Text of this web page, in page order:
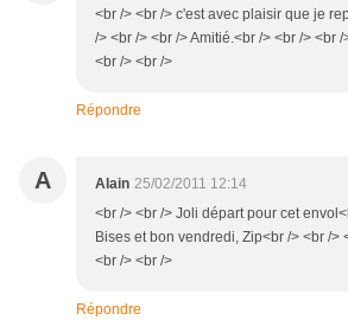
<br /> <br /> c'est avec plaisir que je
/> <br /> <br /> Amitié.<br /> <br /> <br
<br /> <br />
Répondre
A Alain 25/02/2011 12:14
<br /> <br /> Joli départ pour cet
Bises et bon vendredi, Zip<br /> <br />
<br /> <br />
Répondre